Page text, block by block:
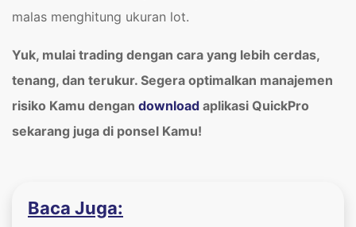
malas menghitung ukuran lot.
Yuk, mulai trading dengan cara yang lebih cerdas,
tenang, dan terukur. Segera optimalkan manajemen
risiko Kamu dengan download aplikasi QuickPro
sekarang juga di ponsel Kamu!
Baca Juga: